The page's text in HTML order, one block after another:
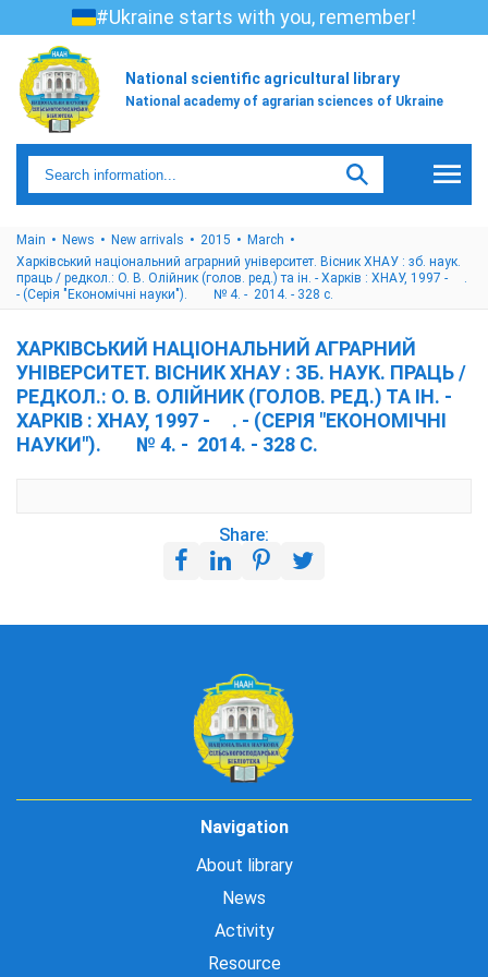
#Ukraine starts with you, remember!
National scientific agricultural library
National academy of agrarian sciences of Ukraine
Main News New arrivals 2015
March
Харківський національний аграрний університет. Вісник ХНАУ : зб. наук.
праць / редкол.: О. В. Олійник (голов. ред.) та ін. - Харків : ХНАУ, 1997 - .
- (Серія "Економічні науки"). № 4. - 2014. - 328 с.
ХАРКІВСЬКИЙ НАЦІОНАЛЬНИЙ АГРАРНИЙ
УНІВЕРСИТЕТ. ВІСНИК ХНАУ : ЗБ. НАУК. ПРАЦЬ /
РЕДКОЛ.: О. В. ОЛІЙНИК (ГОЛОВ. РЕД.) ТА ІН. -
ХАРКІВ : ХНАУ, 1997 - . - (СЕРІЯ "ЕКОНОМІЧНІ
НАУКИ"). № 4. - 2014. - 328 С.
Share:
Navigation
About library
News
Activity
Resource